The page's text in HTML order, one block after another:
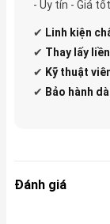
- Uy tín - Giá
✔ Linh kiện
✔ Thay lấy
✔ Kỹ thuật
✔ Bảo hành
Đánh giá